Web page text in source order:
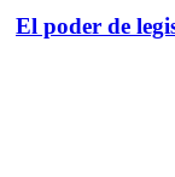
El poder de